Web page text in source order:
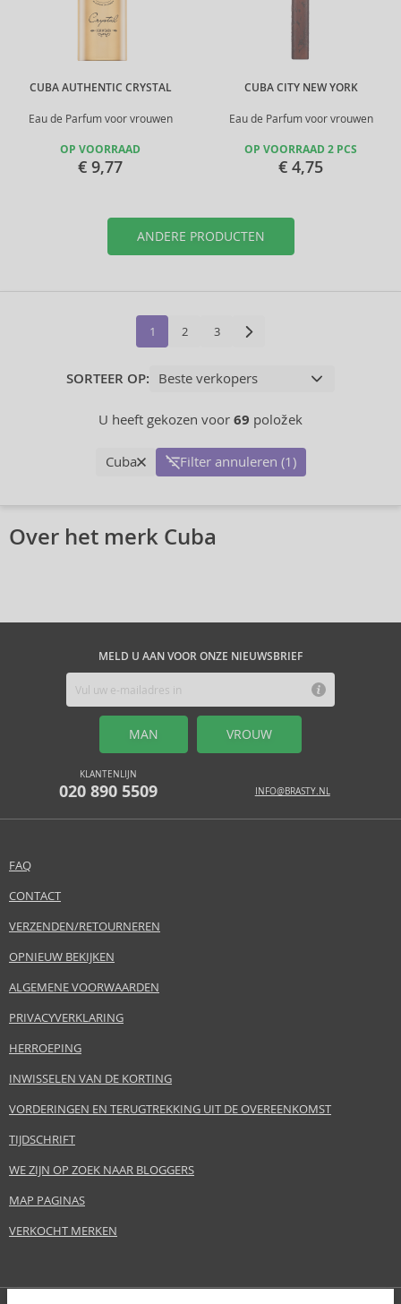
CUBA AUTHENTIC CRYSTAL
Eau de Parfum voor vrouwen
OP VOORRAAD
€ 9,77
CUBA CITY NEW YORK
Eau de Parfum voor vrouwen
OP VOORRAAD 2 PCS
€ 4,75
ANDERE PRODUCTEN
1 2 3
SORTEER OP:
U heeft gekozen voor 69 položek
Cuba Filter annuleren (1)
Over het merk Cuba
MELD U AAN VOOR ONZE NIEUWSBRIEF
MAN VROUW
KLANTENLIJN
020 890 5509 INFO@BRASTY.NL
FAQ
CONTACT
VERZENDEN/RETOURNEREN
OPNIEUW BEKIJKEN
ALGEMENE VOORWAARDEN
PRIVACYVERKLARING
HERROEPING
INWISSELEN VAN DE KORTING
VORDERINGEN EN TERUGTREKKING UIT DE OVEREENKOMST
TIJDSCHRIFT
WE ZIJN OP ZOEK NAAR BLOGGERS
MAP PAGINAS
VERKOCHT MERKEN